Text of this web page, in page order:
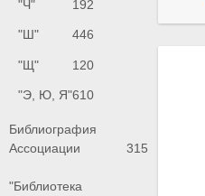
"Ч" 192
"Ш" 446
"Щ" 120
"Э, Ю, Я"610
Библиография
Ассоциации
315
"Библиотека